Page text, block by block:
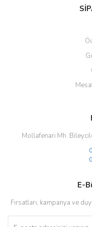
Mollafenari Mh.
E-
Fırsatları, kampanya ve